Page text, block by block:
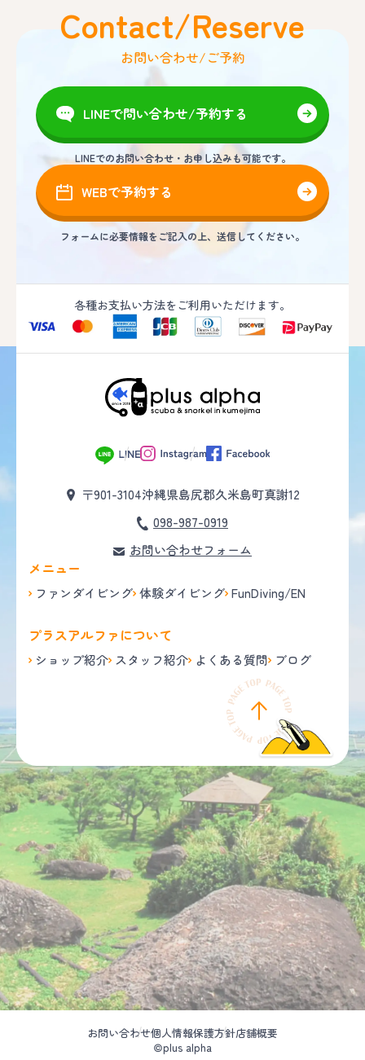
Contact/Reserve
お問い合わせ/ご予約
LINEで問い合わせ/予約する
LINEでのお問い合わせ・お申し込みも可能です。
WEBで予約する
フォームに必要情報をご記入の上、送信してください。
各種お支払い方法をご利用いただけます。
〒901-3104沖縄県島尻郡久米島町真謝12
098-987-0919
お問い合わせフォーム
メニュー
ファンダイビング 体験ダイビング FunDiving/EN
プラスアルファについて
ショップ紹介 スタッフ紹介 よくある質問 ブログ
お問い合わせ個人情報保護方針店舗概要
©plus alpha